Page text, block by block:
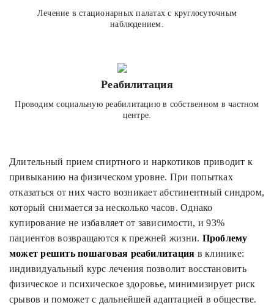
Лечение в стационарных палатах с круглосуточным
наблюдением.
Реабилитация
Проводим социальную реабилитацию в собственном в частном
центре.
Длительный прием спиртного и наркотиков приводит к
привыканию на физическом уровне. При попытках
отказаться от них часто возникает абстинентный синдром,
который снимается за несколько часов. Однако
купирование не избавляет от зависимости, и 93%
пациентов возвращаются к прежней жизни. Проблему
может решить пошаговая реабилитация в клинике:
индивидуальный курс лечения позволит восстановить
физическое и психическое здоровье, минимизирует риск
срывов и поможет с дальнейшей адаптацией в обществе.